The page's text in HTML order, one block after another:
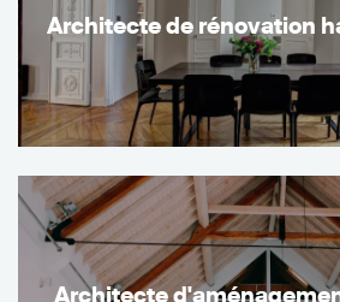
Architecte de rénovation
Architecte